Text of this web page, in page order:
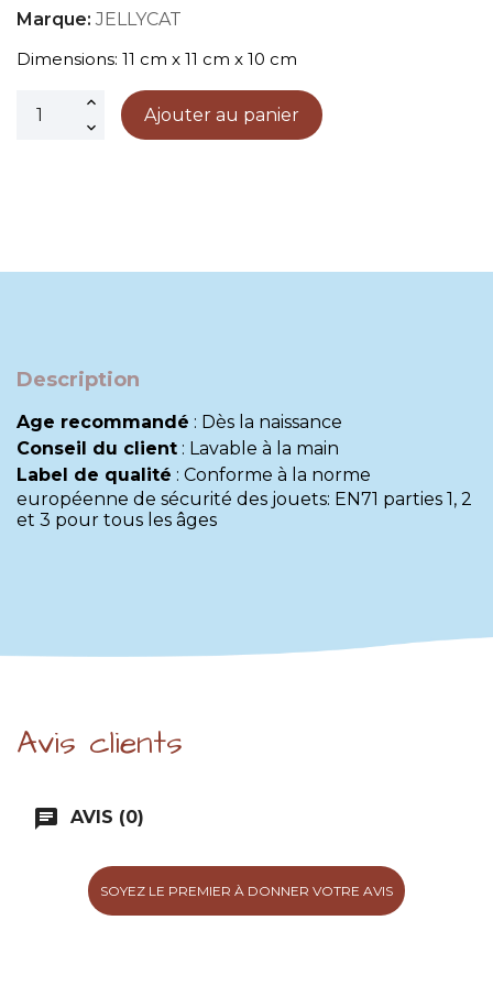
Marque: JELLYCAT
Dimensions: 11 cm x 11 cm x 10 cm
Ajouter au panier
Description
Age recommandé : Dès la naissance
Conseil du client : Lavable à la main
Label de qualité : Conforme à la norme
européenne de sécurité des jouets: EN71 parties 1, 2
et 3 pour tous les âges
Avis clients
chat AVIS (0)
SOYEZ LE PREMIER À DONNER VOTRE AVIS